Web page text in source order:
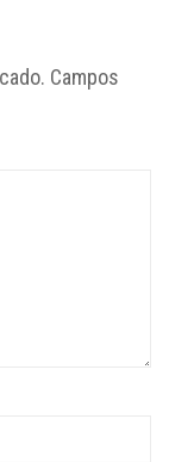
Campos